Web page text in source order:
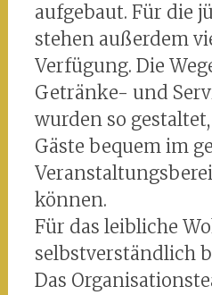
aufgebaut. Für die
stehen außerdem
Verfügung. Die
Getränke- und
wurden so
Gäste bequem im
können.
Für das leibliche
selbstverständlich
Das